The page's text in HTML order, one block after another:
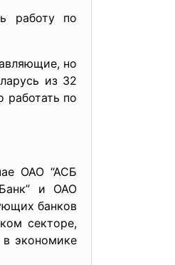
работу по
но
из 32
работать по
ОАО “АСБ
и ОАО
банков
секторе,
в экономике